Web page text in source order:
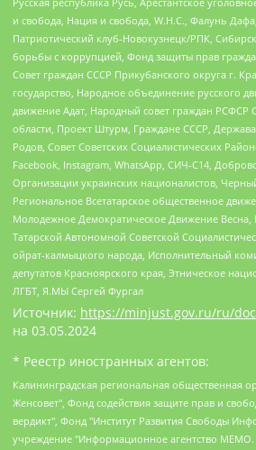
и свобода, Нация и свобода, W.H.С., Фалунь
Патриотический клуб-Новокузнецк/РПК,
борьбы с коррупцией, Фонд защиты прав
Совет граждан СССР Прикубанского округа г.
государство, Народное объединение русского
движение Адат, Народный совет граждан РСФСР
области, Проект Штурм, Граждане СССР,
Родов, Совет Советских Социалистических
Facebook, Instagram, WhatsApp, СИЧ-С14,
Организации украинских националистов,
Региональное Всетатарское общественное
Молодежное Демократическое Движение Весна,
Татарской Автономной Советской
ойрат-калмыцкого народа, Исполнительный
депутатов Красноярского края, Этническое
ЛГБТ, Я.МЫ Сергей Фургал
Источник: https://minjust.gov.ru/ru/
на 03.05.2024
* Реестр иностранных агентов:
Калининградская региональная общественная организация "Экозащита!-Женсовет", Фонд содействия защите прав и свобод граждан "Общественный вердикт", Фонд "Институт Развития Свободы Информации", Частное учреждение "Информационное агентство МЕМО. РУ", Региональная общественная организация "Общественная комиссия по сохранению наследия академика Сахарова", Фонд поддержки свободы прессы, Санкт-Петербургская общественная правозащитная организация "Гражданский контроль", Межрегиональная общественная организация "Информационно-просветительский центр "Мемориал", Региональный Фонд "Центр Защиты Прав Средств Массовой Информации", с 05.12.2023 Фонд "Центр Защиты Прав Средств массовой информации", Региональная общественная благотворительная организация помощи беженцам и мигрантам "Гражданское содействие", Негосударственное образовательное учреждение дополнительного профессионального образования (повышение квалификации) специалистов "АКАДЕМИЯ ПО ПРАВАМ ЧЕЛОВЕКА", Свердловская региональная общественная организация "Сутяжник", Автономная некоммерческая организация "Центр независимых социологических исследований", Союз общественных объединений "Российский исследовательский центр по правам человека", Региональное общественное учреждение научно-информационный центр "МЕМОРИАЛ", Некоммерческая организация "Фонд защиты гласности", Автономная некоммерческая организация "Институт прав человека", Городская общественная организация "Екатеринбургское общество "МЕМОРИАЛ", Городская общественная организация "Рязанское историко-просветительское и правозащитное общество "Мемориал" (Рязанский Мемориал), Челябинский региональный орган общественной самодеятельности – женское общественное объединение "Женщины Евразии", Челябинский региональный орган общественной самодеятельности "Уральская правозащитная группа", Фонд содействия защите здоровья и социальной справедливости имени Андрея Рылькова, Автономная Некоммерческая Организация "Аналитический Центр Юрия Левады", Автономная некоммерческая организация социальной поддержки населения "Проект Апрель", Региональная общественная организация помощи женщинам и детям, находящимся в кризисной ситуации "Информационно-методический центр "Анна", Фонд содействия развитию массовых коммуникаций и правовому просвещению "Так-так-Так", Фонд содействия устойчивому развитию "Серебряная тайга", Свердловский региональный общественный фонд социальных проектов "Новое время", "Idel.Реалии", Кавказ.Реалии, Крым.Реалии, Телеканал Настоящее Время, Татаро-башкирская служба Радио Свобода (Azatliq Radiosi), Радио Свободная Европа/Радио Свобода (PCE/PC), "Сибирь.Реалии", "Фактограф", Благотворительный фонд помощи осужденным и их семьям, Автономная некоммерческая организация "Институт глобализации и социальных движений", Фонд "В защиту прав заключенных", Частное учреждение "Центр поддержки и содействия развитию средств массовой информации", Пензенский региональный общественный благотворительный фонд "Гражданский союз", "Север.Реалии", Некоммерческая организация Фонд "Правовая инициатива", Общество с ограниченной ответственностью "Радио Свободная Европа/Радио Свобода", Чешское информационное агентство "MEDIUM-ORIENT", Красноярская региональная общественная организация "Мы против СПИДа", Камалягин Денис Николаевич, Маркелов Сергей Евгеньевич, Пономарев Лев Александрович, Савицкая Людмила Алексеевна, Автономная некоммерческая организация "Центр по работе с проблемой насилия "НАСИЛИЮ.НЕТ", Межрегиональный профессиональный союз работников здравоохранения "Альянс врачей", Юридическое лицо, зарегистрированное в Латвийской Республике, SIA "Medusa Project" (регистрационный номер 40103797863, дата регистрации 10.06.2014), Некоммерческая организация "Фонд по борьбе с коррупцией", Автономная некоммерческая организация "Институт права и публичной политики", Баданин Роман Сергеевич, Гликин Максим Александрович, Железнова Мария Михайловна, Лукьянова Юлия Сергеевна, Маетная Елизавета Витальевна, Маняхин Петр Борисович, Чуракова Ольга Владимировна, Ярош Юлия Петровна, Юридическое лицо "The Insider SIA", зарегистрированное в Риге, Латвийская Республика (дата регистрации 26.06.2015), являющееся администратором доменного имени интернет-издания "The Insider SIA", https://theins.ru, Постернак Алексей Евгеньевич, Рубин Михаил Аркадьевич, Анин Роман Александрович, Юридическое лицо Istories fonds, зарегистрированное в Латвийской Республике (регистрационный номер 50008295751, дата регистрации 24.02.2020), Великовский Дмитрий Александрович, Долинина Ирина Николаевна, Мароховская Алеся Алексеевна, Шлейнов Роман Юрьевич, Шмагун Олеся Валентиновна, Общество с ограниченной ответственностью "Альтаир 2021", Общество с ограниченной ответственностью "Вега 2021", Общество с ограниченной ответственностью "Главный редактор 2021", Общество с ограниченной ответственностью "Ромашки монолит", Важенков Артем Валерьевич, Ивановская областная общественная организация "Центр гендерных исследований", Гурман Юрий Альбертович, Медиапроект "ОВД-Инфо", Егоров Владимир Владимирович, Жилинский Владимир Александрович, Общество с ограниченной ответственностью "ЗП", Иванова София Юрьевна, Карезина Инна Павловна, Кильтау Екатерина Викторовна, Петров Алексей Викторович, Пискунов Сергей Евгеньевич, Смирнов Сергей Сергеевич, Тихонов Михаил Сергеевич, Общество с ограниченной ответственностью "ЖУРНАЛИСТ-ИНОСТРАННЫЙ АГЕНТ", Арапова Галина Юрьевна, Вольтская Татьяна Анатольевна, Американская компания "Mason G.E.S. Anonymous Foundation" (США), являющаяся владельцем интернет-издания https://mnews.world/, Компания "Stichting Bellingcat", зарегистрированная в Нидерландах (дата регистрации 11.07.2018), Захаров Андрей Вячеславович, Клепиковская Екатерина Дмитриевна, Общество с ограниченной ответственностью "МЕМО", Перл Роман Александрович, Симонов Евгений Алексеевич, Соловьева Елена Анатольевна, Сотников Даниил Владимирович, Сурначева Елизавета Дмитриевна, Автономная некоммерческая организация по защите прав человека и информированию населения "Якутия – Наше Мнение", Общество с ограниченной ответственностью "Москоу диджитал медиа", с 26.01.2023 Общество с ограниченной ответственностью "Чайка Белые сады", Ветошкина Валерия Валерьевна, Заговора Максим Александрович, Межрегиональное общественное движение "Российская ЛГБТ - сеть", Оленичев Максим Владимирович, Павлов Иван Юрьевич, Скворцова Елена Сергеевна, Общество с ограниченной ответственностью "Как бы инагент", Кочетков Игорь Викторович, Общество с ограниченной ответственностью "Честные выборы", Еланчик Олег Александрович, Общество с ограниченной ответственностью "Нобелевский призыв", Гималова Регина Эмилевна, Григорьев Андрей